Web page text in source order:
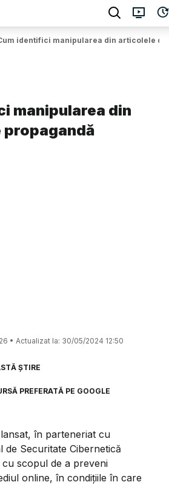
identifici manipularea din articolele
manipularea din
• Actualizat la: 30/05/2024 12:50
ȘTIRE
PREFERATĂ PE GOOGLE
în parteneriat cu
de Securitate Cibernetică
scopul de a preveni
online, în condițiile în care